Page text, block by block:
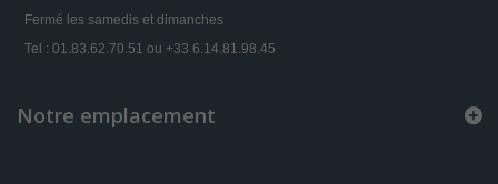
Fermé les samedis et dimanches
Tel : 01.83.62.70.51 ou +33 6.14.81.98.45
Notre emplacement